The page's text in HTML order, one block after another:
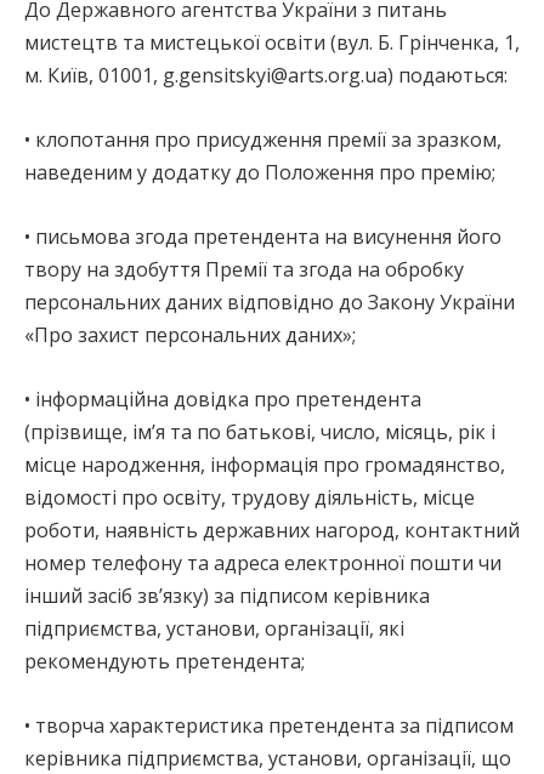
До Державного агентства України з питань
мистецтв та мистецької освіти (вул. Б. Грінченка, 1,
м. Київ, 01001, g.gensitskyi@arts.org.ua) подаються:
• клопотання про присудження премії за зразком,
наведеним у додатку до Положення про премію;
• письмова згода претендента на висунення його
твору на здобуття Премії та згода на обробку
персональних даних відповідно до Закону України
«Про захист персональних даних»;
• інформаційна довідка про претендента
(прізвище, ім’я та по батькові, число, місяць, рік і
місце народження, інформація про громадянство,
відомості про освіту, трудову діяльність, місце
роботи, наявність державних нагород, контактний
номер телефону та адреса електронної пошти чи
інший засіб зв’язку) за підписом керівника
підприємства, установи, організації, які
рекомендують претендента;
• творча характеристика претендента за підписом
керівника підприємства, установи, організації, що